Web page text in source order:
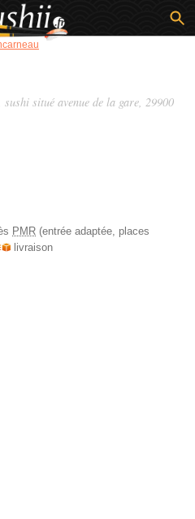
sushi situé avenue de la gare, 29900
PMR (entrée adaptée, places
livraison